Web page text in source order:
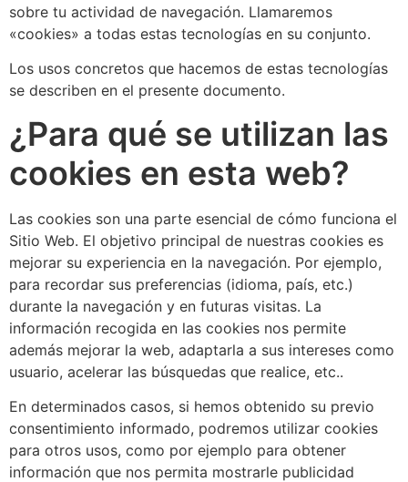
sobre tu actividad de navegación. Llamaremos
«cookies» a todas estas tecnologías en su conjunto.
Los usos concretos que hacemos de estas tecnologías
se describen en el presente documento.
¿Para qué se utilizan las
cookies en esta web?
Las cookies son una parte esencial de cómo funciona el
Sitio Web. El objetivo principal de nuestras cookies es
mejorar su experiencia en la navegación. Por ejemplo,
para recordar sus preferencias (idioma, país, etc.)
durante la navegación y en futuras visitas. La
información recogida en las cookies nos permite
además mejorar la web, adaptarla a sus intereses como
usuario, acelerar las búsquedas que realice, etc..
En determinados casos, si hemos obtenido su previo
consentimiento informado, podremos utilizar cookies
para otros usos, como por ejemplo para obtener
información que nos permita mostrarle publicidad